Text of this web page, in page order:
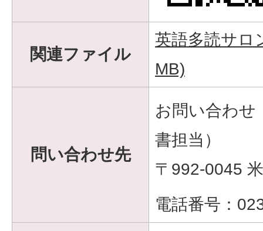
関連ファイル
英語多読サロ
MB)
問い合わせ先
お問い合わせ
書担当）
〒992-0045
電話番号：